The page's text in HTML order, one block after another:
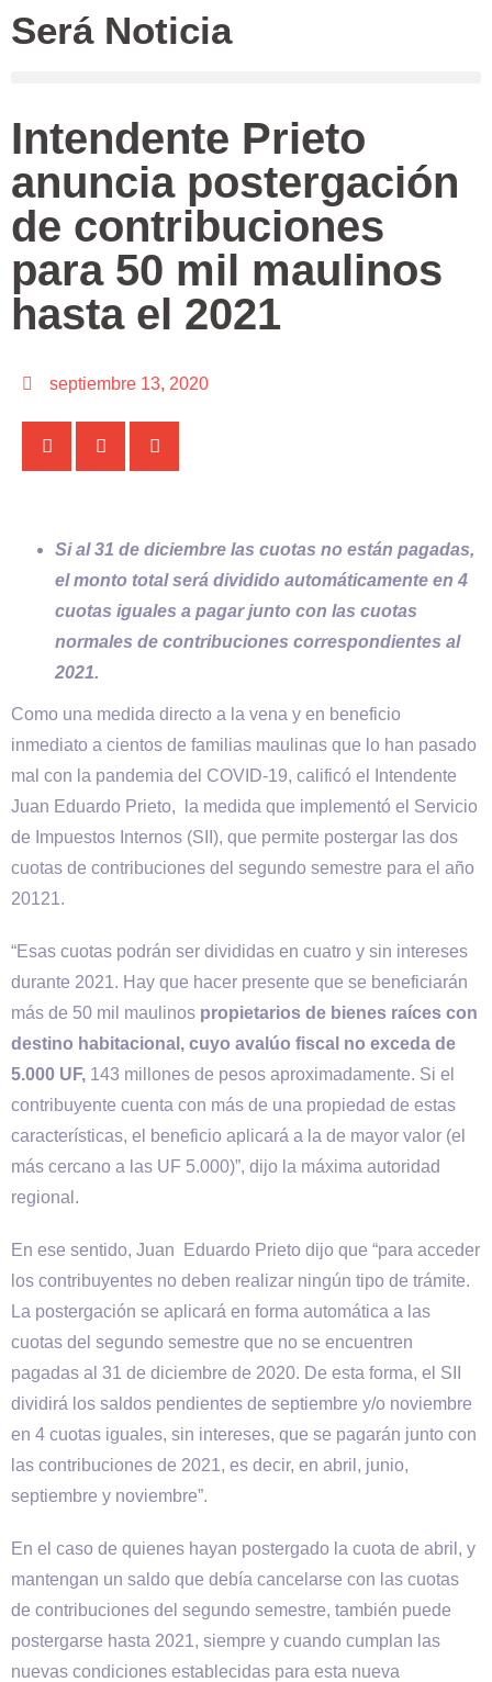
Será Noticia
Intendente Prieto
anuncia postergación
de contribuciones
para 50 mil maulinos
hasta el 2021
septiembre 13, 2020
Si al 31 de diciembre las cuotas no están pagadas,
el monto total será dividido automáticamente en 4
cuotas iguales a pagar junto con las cuotas
normales de contribuciones correspondientes al
2021.
Como una medida directo a la vena y en beneficio
inmediato a cientos de familias maulinas que lo han pasado
mal con la pandemia del COVID-19, calificó el Intendente
Juan Eduardo Prieto, la medida que implementó el Servicio
de Impuestos Internos (SII), que permite postergar las dos
cuotas de contribuciones del segundo semestre para el año
20121.
“Esas cuotas podrán ser divididas en cuatro y sin intereses
durante 2021. Hay que hacer presente que se beneficiarán
más de 50 mil maulinos propietarios de bienes raíces con
destino habitacional, cuyo avalúo fiscal no exceda de
5.000 UF, 143 millones de pesos aproximadamente. Si el
contribuyente cuenta con más de una propiedad de estas
características, el beneficio aplicará a la de mayor valor (el
más cercano a las UF 5.000)”, dijo la máxima autoridad
regional.
En ese sentido, Juan Eduardo Prieto dijo que “para acceder
los contribuyentes no deben realizar ningún tipo de trámite.
La postergación se aplicará en forma automática a las
cuotas del segundo semestre que no se encuentren
pagadas al 31 de diciembre de 2020. De esta forma, el SII
dividirá los saldos pendientes de septiembre y/o noviembre
en 4 cuotas iguales, sin intereses, que se pagarán junto con
las contribuciones de 2021, es decir, en abril, junio,
septiembre y noviembre”.
En el caso de quienes hayan postergado la cuota de abril, y
mantengan un saldo que debía cancelarse con las cuotas
de contribuciones del segundo semestre, también puede
postergarse hasta 2021, siempre y cuando cumplan las
nuevas condiciones establecidas para esta nueva